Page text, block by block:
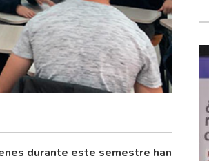
durante este semestre han